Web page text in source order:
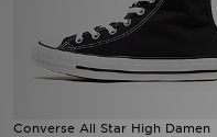
Converse All Star High Damen
Filialfinder
Mein JD
Meine Nachrichten